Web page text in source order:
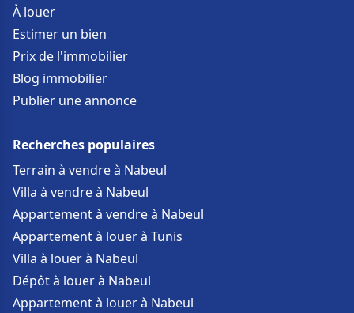
À louer
Estimer un bien
Prix de l'immobilier
Blog immobilier
Publier une annonce
Recherches populaires
Terrain à vendre à Nabeul
Villa à vendre à Nabeul
Appartement à vendre à Nabeul
Appartement à louer à Tunis
Villa à louer à Nabeul
Dépôt à louer à Nabeul
Appartement à louer à Nabeul